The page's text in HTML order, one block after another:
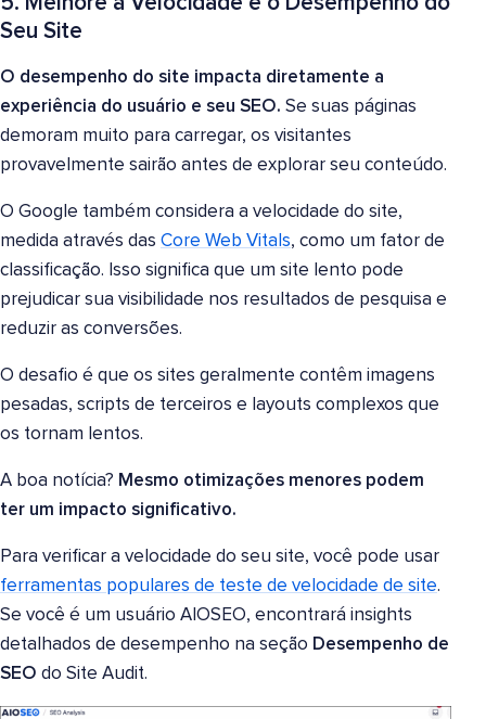
Seu Site
O desempenho do site impacta diretamente a
experiência do usuário e seu SEO. Se suas páginas
demoram muito para carregar, os visitantes
provavelmente sairão antes de explorar seu conteúdo.
O Google também considera a velocidade do site,
medida através das Core Web Vitals, como um fator de
classificação. Isso significa que um site lento pode
prejudicar sua visibilidade nos resultados de pesquisa e
reduzir as conversões.
O desafio é que os sites geralmente contêm imagens
pesadas, scripts de terceiros e layouts complexos que
os tornam lentos.
A boa notícia? Mesmo otimizações menores podem
ter um impacto significativo.
Para verificar a velocidade do seu site, você pode usar
ferramentas populares de teste de velocidade de site.
Se você é um usuário AIOSEO, encontrará insights
detalhados de desempenho na seção Desempenho de
SEO do Site Audit.